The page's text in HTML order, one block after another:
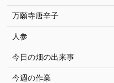
万願寺唐辛子
人参
今日の畑の出来事
今週の作業